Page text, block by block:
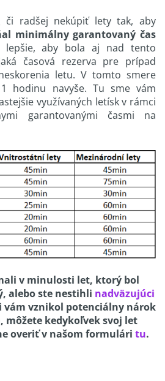
či radšej nekúpiť lety tak, aby
minimálny garantovaný čas
lepšie, aby bola aj nad tento
časová rezerva pre prípad
letu. V tomto smere
hodinu navyše. Tu sme vám
využívaných letísk v rámci
garantovanými časmi na
v minulosti let, ktorý bol
alebo ste nestihli nadväzujúci
vám vznikol potenciálny nárok
môžete kedykoľvek svoj let
overiť v našom formulári tu.